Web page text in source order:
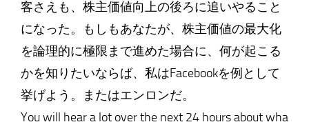
客さえも、株主価値向上の後ろに追いやること
になった。もしもあなたが、株主価値の最大化
を論理的に極限まで進めた場合に、何が起こる
かを知りたいならば、私はFacebookを例として
挙げよう。またはエンロンだ。
You will hear a lot over the next 24 hours about wha